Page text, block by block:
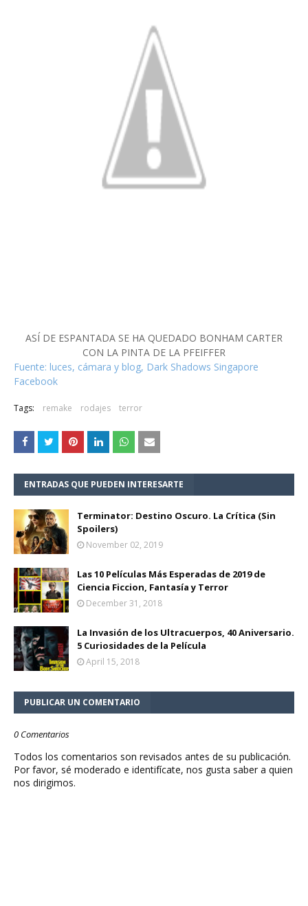
ASÍ DE ESPANTADA SE HA QUEDADO BONHAM CARTER
CON LA PINTA DE LA PFEIFFER
Fuente: luces, cámara y blog, Dark Shadows Singapore
Facebook
Tags: remake rodajes terror
ENTRADAS QUE PUEDEN INTERESARTE
Terminator: Destino Oscuro. La Crítica (Sin
Spoilers)
November 02, 2019
Las 10 Películas Más Esperadas de 2019 de
Ciencia Ficcion, Fantasía y Terror
December 31, 2018
La Invasión de los Ultracuerpos, 40 Aniversario.
5 Curiosidades de la Película
April 15, 2018
PUBLICAR UN COMENTARIO
0 Comentarios
Todos los comentarios son revisados antes de su publicación.
Por favor, sé moderado e identifícate, nos gusta saber a quien
nos dirigimos.